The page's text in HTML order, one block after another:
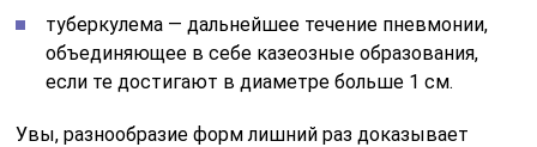
туберкулема — дальнейшее течение пневмонии,
объединяющее в себе казеозные образования,
если те достигают в диаметре больше 1 см.
Увы, разнообразие форм лишний раз доказывает